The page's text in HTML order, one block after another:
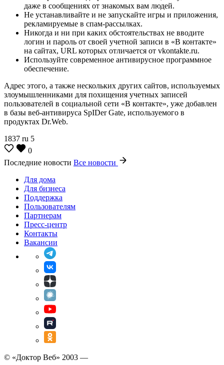
даже в сообщениях от знакомых вам людей.
Не устанавливайте и не запускайте игры и приложения,
рекламируемые в спам-рассылках.
Никогда и ни при каких обстоятельствах не вводите
логин и пароль от своей учетной записи в «В контакте»
на сайтах, URL которых отличается от vkontakte.ru.
Используйте современное антивирусное программное
обеспечение.
Адрес этого, а также нескольких других сайтов, используемых
злоумышленниками для похищения учетных записей
пользователей в социальной сети «В контакте», уже добавлен
в базы веб-антивируса SpIDer Gate, используемого в
продуктах Dr.Web.
1837 ru 5
0
Последние новости Все новости
Для дома
Для бизнеса
Поддержка
Пользователям
Партнерам
Пресс-центр
Контакты
Вакансии
© «Доктор Веб» 2003 —